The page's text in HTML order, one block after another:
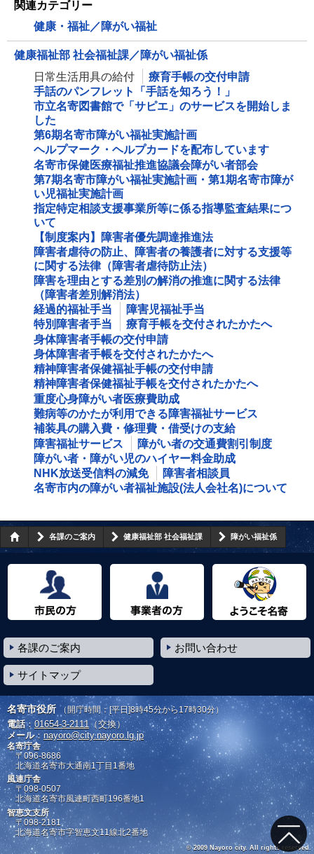
関連カテゴリー
健康・福祉／障がい福祉
健康福祉部 社会福祉課／障がい福祉係
日常生活用具の給付
療育手帳の交付申請
手話のパンフレット「手話を知ろう！」
市立名寄図書館で「サピエ」のサービスを開始しま
した
第6期名寄市障がい福祉実施計画
ヘルプマーク・ヘルプカードを配布しています
名寄市保健医療福祉推進協議会障がい者部会
第7期名寄市障がい福祉実施計画・第1期名寄市障が
い児福祉実施計画
指定特定相談支援事業所等に係る指導監査結果につ
いて
【制度案内】障害者優先調達推進法
障害者虐待の防止、障害者の養護者に対する支援等
に関する法律（障害者虐待防止法）
障害を理由とする差別の解消の推進に関する法律
（障害者差別解消法）
経過的福祉手当
障害児福祉手当
特別障害者手当
療育手帳を交付されたかたへ
身体障害者手帳の交付申請
身体障害者手帳を交付されたかたへ
精神障害者保健福祉手帳の交付申請
精神障害者保健福祉手帳を交付されたかたへ
重度心身障がい者医療費助成
難病等のかたが利用できる障害福祉サービス
補装具の購入費・修理費・借受けの支給
障害福祉サービス
障がい者の交通費割引制度
障がい者・障がい児のハイヤー料金助成
NHK放送受信料の減免
障害者相談員
名寄市内の障がい者福祉施設(法人会社名)について
各課のご案内 健康福祉部 社会福祉課 障がい福祉係
各課のご案内 お問い合わせ
サイトマップ
名寄市役所 （開庁時間：[平日]8時45分から17時30分）
電話：01654-3-2111 （交換）
メール： nayoro@city.nayoro.lg.jp
名寄庁舎
〒096-8686
北海道名寄市大通南1丁目1番地
風連庁舎
〒098-0507
北海道名寄市風連町西町196番地1
智恵文支所
〒098-2181
北海道名寄市字智恵文11線北2番地
© 2009 Nayoro city. All rights reserved.